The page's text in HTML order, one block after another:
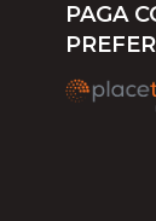
PAGA